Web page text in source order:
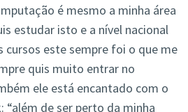
é mesmo a minha área
estudar isto e a nível nacional
cursos este sempre foi o que me
quis muito entrar no
ele está encantado com o
“além de ser perto da minha